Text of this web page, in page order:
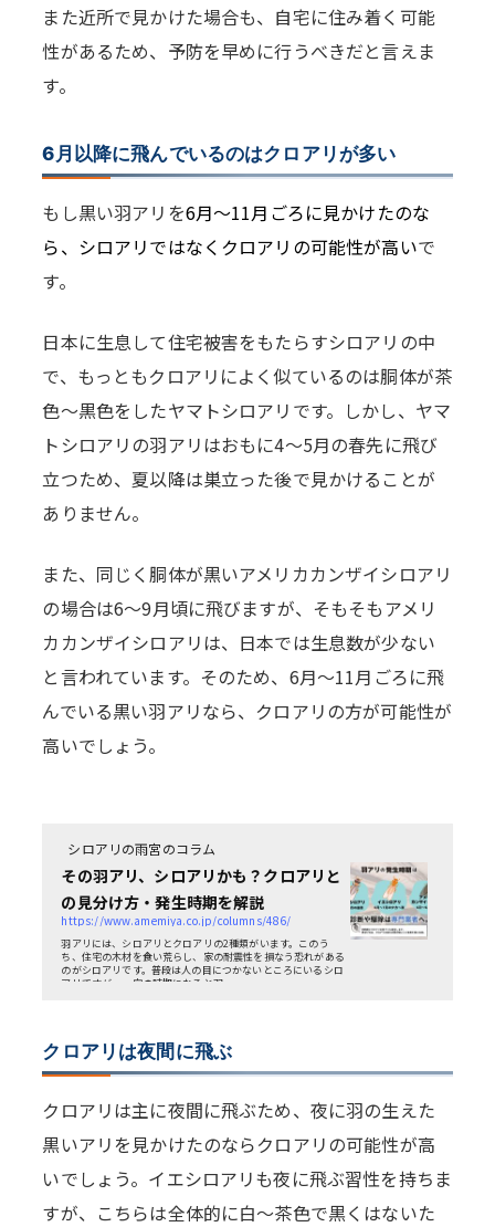
また近所で見かけた場合も、自宅に住み着く可能
性があるため、予防を早めに行うべきだと言えま
す。
6月以降に飛んでいるのはクロアリが多い
もし黒い羽アリを6月～11月ごろに見かけたのな
ら、シロアリではなくクロアリの可能性が高いで
す。
日本に生息して住宅被害をもたらすシロアリの中
で、もっともクロアリによく似ているのは胴体が茶
色～黒色をしたヤマトシロアリです。しかし、ヤマ
トシロアリの羽アリはおもに4～5月の春先に飛び
立つため、夏以降は巣立った後で見かけることが
ありません。
また、同じく胴体が黒いアメリカカンザイシロアリ
の場合は6～9月頃に飛びますが、そもそもアメリ
カカンザイシロアリは、日本では生息数が少ない
と言われています。そのため、6月～11月ごろに飛
んでいる黒い羽アリなら、クロアリの方が可能性が
高いでしょう。
シロアリの雨宮のコラム
その羽アリ、シロアリかも？クロアリと
の見分け方・発生時期を解説
https://www.amemiya.co.jp/columns/486/
羽アリには、シロアリとクロアリの2種類がいます。このう
ち、住宅の木材を食い荒らし、家の耐震性を損なう恐れがある
のがシロアリです。普段は人の目につかないところにいるシロ
アリですが、一定の時期になると羽...
クロアリは夜間に飛ぶ
クロアリは主に夜間に飛ぶため、夜に羽の生えた
黒いアリを見かけたのならクロアリの可能性が高
いでしょう。イエシロアリも夜に飛ぶ習性を持ちま
すが、こちらは全体的に白～茶色で黒くはないた